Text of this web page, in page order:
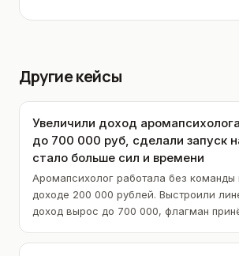
Другие кейсы
Увеличили доход
до 700 000 руб, сделали запуск
стало больше сил и времени
Аромапсихолог работала без команды
доходе 200 000 рублей. Выстроили
доход вырос до 700 000, флагман